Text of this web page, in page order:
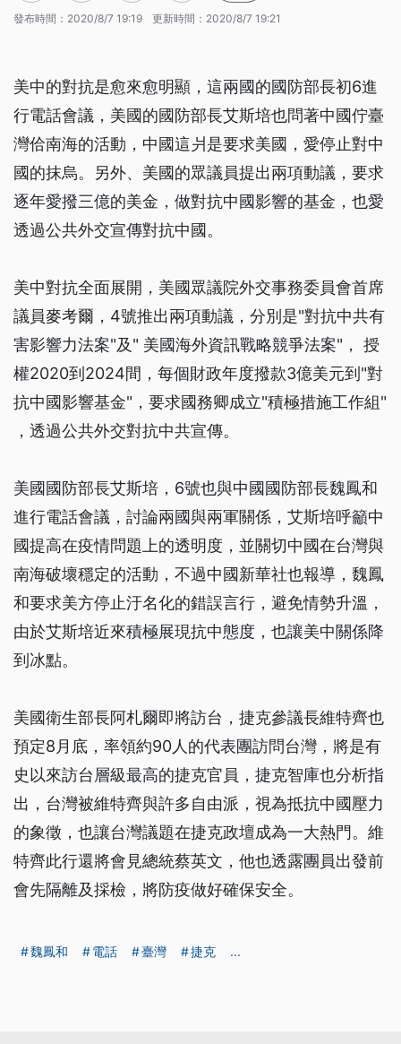
發布時間： 2020/8/7 19:19 更新時間： 2020/8/7 19:21
美中的對抗是愈來愈明顯，這兩國的國防部長初6進
行電話會議，美國的國防部長艾斯培也問著中國佇臺
灣佮南海的活動，中國這爿是要求美國，愛停止對中
國的抹烏。另外、美國的眾議員提出兩項動議，要求
逐年愛撥三億的美金，做對抗中國影響的基金，也愛
透過公共外交宣傳對抗中國。
美中對抗全面展開，美國眾議院外交事務委員會首席
議員麥考爾，4號推出兩項動議，分別是"對抗中共有
害影響力法案"及" 美國海外資訊戰略競爭法案"， 授
權2020到2024間，每個財政年度撥款3億美元到"對
抗中國影響基金"，要求國務卿成立"積極措施工作組"
，透過公共外交對抗中共宣傳。
美國國防部長艾斯培，6號也與中國國防部長魏鳳和
進行電話會議，討論兩國與兩軍關係，艾斯培呼籲中
國提高在疫情問題上的透明度，並關切中國在台灣與
南海破壞穩定的活動，不過中國新華社也報導，魏鳳
和要求美方停止汙名化的錯誤言行，避免情勢升溫，
由於艾斯培近來積極展現抗中態度，也讓美中關係降
到冰點。
美國衛生部長阿札爾即將訪台，捷克參議長維特齊也
預定8月底，率領約90人的代表團訪問台灣，將是有
史以來訪台層級最高的捷克官員，捷克智庫也分析指
出，台灣被維特齊與許多自由派，視為抵抗中國壓力
的象徵，也讓台灣議題在捷克政壇成為一大熱門。維
特齊此行還將會見總統蔡英文，他也透露團員出發前
會先隔離及採檢，將防疫做好確保安全。
魏鳳和 電話 臺灣 捷克 ...